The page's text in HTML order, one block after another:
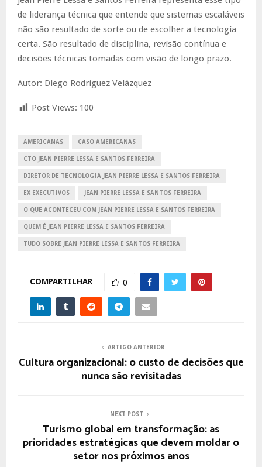
de liderança técnica que entende que sistemas escaláveis
não são resultado de sorte ou de escolher a tecnologia
certa. São resultado de disciplina, revisão contínua e
decisões técnicas tomadas com visão de longo prazo.
Autor: Diego Rodríguez Velázquez
Post Views: 100
AMERICANAS CASO AMERICANAS
CTO JEAN PIERRE LESSA E SANTOS FERREIRA
DIRETOR DE TECNOLOGIA JEAN PIERRE LESSA E SANTOS FERREIRA
EX EXECUTIVOS JEAN PIERRE LESSA E SANTOS FERREIRA
O QUE ACONTECEU COM JEAN PIERRE LESSA E SANTOS FERREIRA
QUEM É JEAN PIERRE LESSA E SANTOS FERREIRA
TUDO SOBRE JEAN PIERRE LESSA E SANTOS FERREIRA
COMPARTILHAR 0
ARTIGO ANTERIOR
Cultura organizacional: o custo de decisões que
nunca são revisitadas
NEXT POST
Turismo global em transformação: as
prioridades estratégicas que devem moldar o
setor nos próximos anos